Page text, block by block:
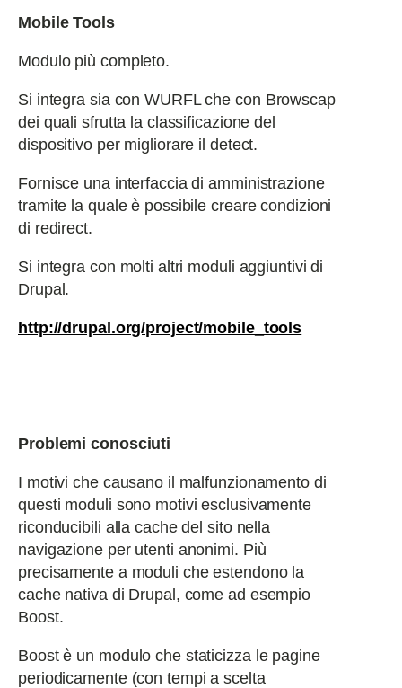
Mobile Tools
Modulo più completo.
Si integra sia con WURFL che con Browscap
dei quali sfrutta la classificazione del
dispositivo per migliorare il detect.
Fornisce una interfaccia di amministrazione
tramite la quale è possibile creare condizioni
di redirect.
Si integra con molti altri moduli aggiuntivi di
Drupal.
http://drupal.org/project/mobile_tools
Problemi conosciuti
I motivi che causano il malfunzionamento di
questi moduli sono motivi esclusivamente
riconducibili alla cache del sito nella
navigazione per utenti anonimi. Più
precisamente a moduli che estendono la
cache nativa di Drupal, come ad esempio
Boost.
Boost è un modulo che staticizza le pagine
periodicamente (con tempi a scelta